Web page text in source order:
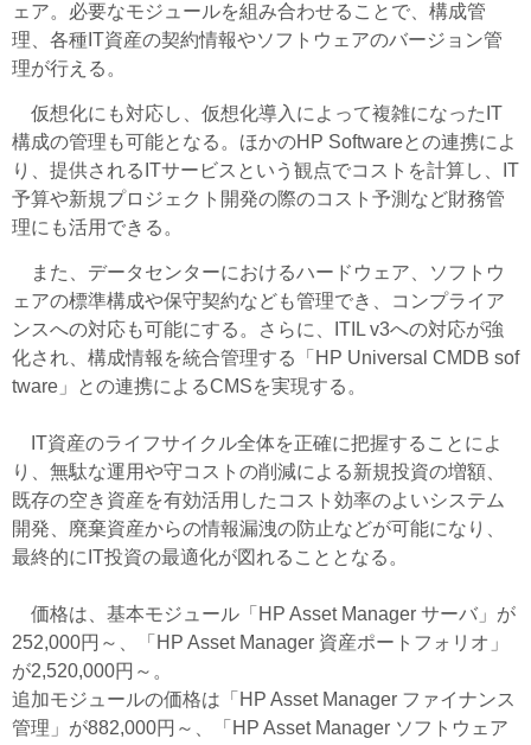
ェア。必要なモジュールを組み合わせることで、構成管
理、各種IT資産の契約情報やソフトウェアのバージョン管
理が行える。
仮想化にも対応し、仮想化導入によって複雑になったIT
構成の管理も可能となる。ほかのHP Softwareとの連携によ
り、提供されるITサービスという観点でコストを計算し、IT
予算や新規プロジェクト開発の際のコスト予測など財務管
理にも活用できる。
また、データセンターにおけるハードウェア、ソフトウ
ェアの標準構成や保守契約なども管理でき、コンプライア
ンスへの対応も可能にする。さらに、ITIL v3への対応が強
化され、構成情報を統合管理する「HP Universal CMDB sof
tware」との連携によるCMSを実現する。
IT資産のライフサイクル全体を正確に把握することによ
り、無駄な運用や守コストの削減による新規投資の増額、
既存の空き資産を有効活用したコスト効率のよいシステム
開発、廃棄資産からの情報漏洩の防止などが可能になり、
最終的にIT投資の最適化が図れることとなる。
価格は、基本モジュール「HP Asset Manager サーバ」が
252,000円～、「HP Asset Manager 資産ポートフォリオ」
が2,520,000円～。
追加モジュールの価格は「HP Asset Manager ファイナンス
管理」が882,000円～、「HP Asset Manager ソフトウェア